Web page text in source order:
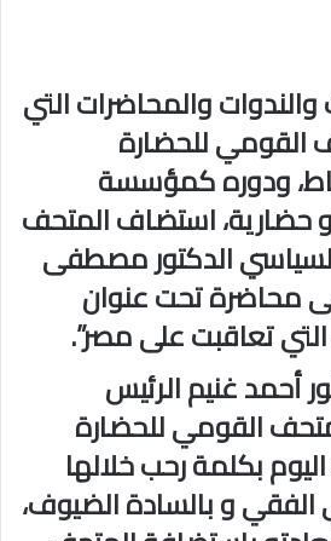
والندوات والمحاضرات التي
القومي للحضارة
ودوره كمؤسسة
حضارية، استضاف المتحف
الدكتور مصطفى
محاضرة تحت عنوان
تعاقبت على مصر”.
أحمد غنيم الرئيس
القومي للحضارة
بكلمة رحب خلالها
و بالسادة الضيوف،